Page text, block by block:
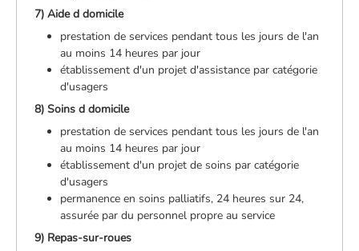
7) Aide d domicile
prestation de services pendant tous les jours de l'an
au moins 14 heures par jour
établissement d'un projet d'assistance par catégorie
d'usagers
8) Soins d domicile
prestation de services pendant tous les jours de l'an
au moins 14 heures par jour
établissement d'un projet de soins par catégorie
d'usagers
permanence en soins palliatifs, 24 heures sur 24,
assurée par du personnel propre au service
9) Repas-sur-roues